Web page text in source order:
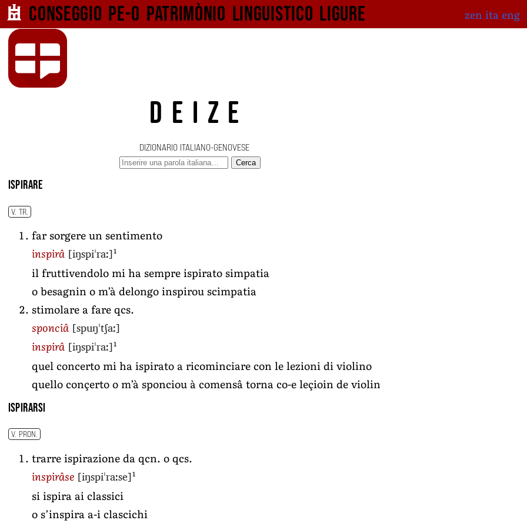
Conseggio pe-o patrimònio linguistico ligure zen ita eng
DEIZE
DIZIONARIO ITALIANO-GENOVESE
Cerca
ispirare
V. TR.
far sorgere un sentimento
inspirâ [iŋspiˈraː]1
il fruttivendolo mi ha sempre ispirato simpatia
o besagnin o m’à delongo inspirou scimpatia
stimolare a fare qcs.
sponciâ [spuŋˈtʃaː]
inspirâ [iŋspiˈraː]1
quel concerto mi ha ispirato a ricominciare con le lezioni di violino
quello conçerto o m’à sponciou à comensâ torna co-e leçioin de violin
ispirarsi
V. PRON.
trarre ispirazione da qcn. o qcs.
inspirâse [iŋspiˈraːse]1
si ispira ai classici
o s’inspira a-i clascichi